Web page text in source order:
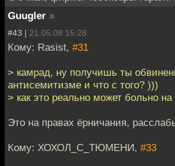
Guugler »
#43 | 21.05.08 15:28
Кому: Rasist, #31
> камрад, ну получишь ты
антисемитизме и что с того? )))
> как это реально может больно на
Это на правах ёрничания,
Кому: ХОХОЛ_С_ТЮМЕНИ, #33